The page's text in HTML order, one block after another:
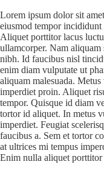
Lorem ipsum dolor sit
eiusmod tempor
Aliquet porttitor lacus
ullamcorper. Nam aliquam
nibh. Id faucibus nisl
enim diam vulputate ut
aliquam malesuada.
imperdiet proin. Aliquet
tempor. Quisque id diam
tortor id aliquet. In metus
imperdiet. Feugiat
faucibus a. Sem et tortor
at ultrices mi tempus
Enim nulla aliquet porttitor